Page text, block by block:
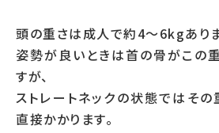
頭の重さは成人で約4〜6kgありま
姿勢が良いときは首の骨がこの
すが、
ストレートネックの状態ではそ
直接かかります。